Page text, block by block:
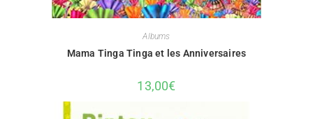
Albums
Mama Tinga Tinga et les Anniversaires
13,00€